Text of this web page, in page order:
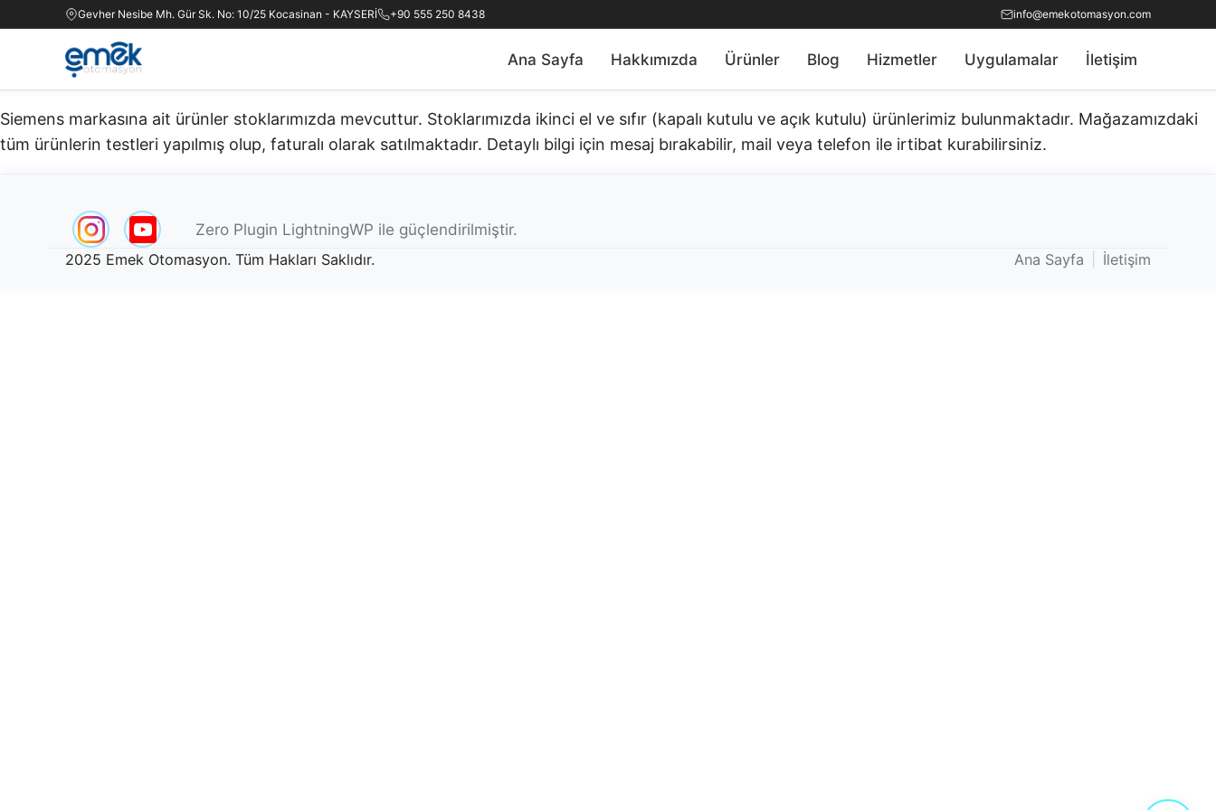
Gevher Nesibe Mh. Gür Sk. No: 10/25 Kocasinan - KAYSERİ +90 555 250 8438 info@emekotomasyon.com
Ana Sayfa Hakkımızda Ürünler Blog Hizmetler Uygulamalar İletişim
Siemens markasına ait ürünler stoklarımızda mevcuttur. Stoklarımızda ikinci el ve sıfır (kapalı kutulu ve açık kutulu) ürünlerimiz bulunmaktadır.​ Mağazamızdaki
tüm ürünlerin testleri yapılmış olup, faturalı olarak satılmaktadır. Detaylı bilgi için mesaj bırakabilir, mail veya telefon ile irtibat kurabilirsiniz.
Zero Plugin LightningWP ile güçlendirilmiştir.
2025 Emek Otomasyon. Tüm Hakları Saklıdır. Ana Sayfa İletişim